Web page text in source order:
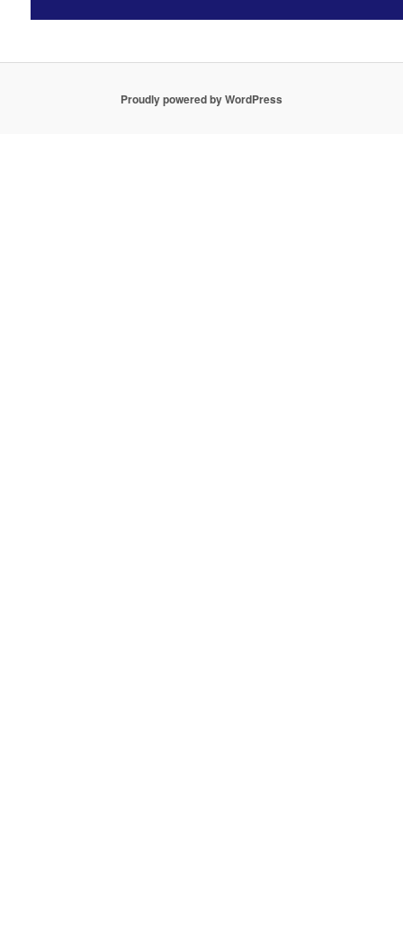
Proudly powered by WordPress